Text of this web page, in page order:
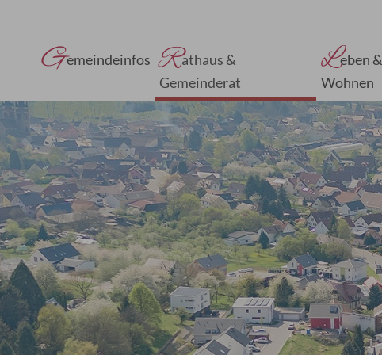
Gemeindeinfos Rathaus &
Gemeinderat
Leben &
Wohnen